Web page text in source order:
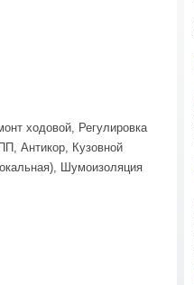
ходовой, Регулировка
Антикор, Кузовной
Шумоизоляция